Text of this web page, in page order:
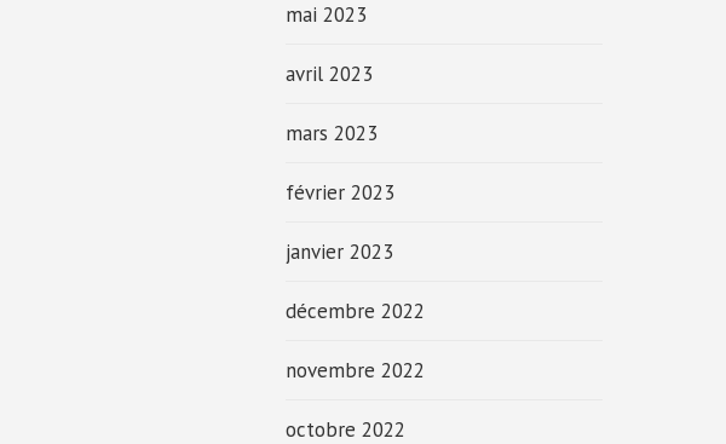
mai 2023
avril 2023
mars 2023
février 2023
janvier 2023
décembre 2022
novembre 2022
octobre 2022